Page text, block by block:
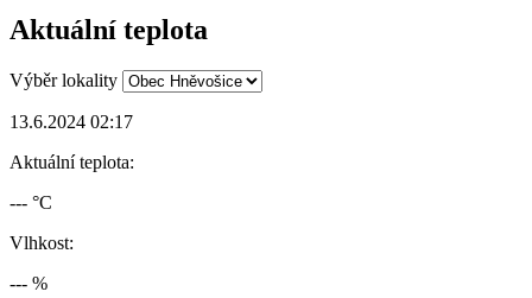
Aktuální teplota
Výběr lokality
13.6.2024 02:17
Aktuální teplota:
--- °C
Vlhkost:
--- %